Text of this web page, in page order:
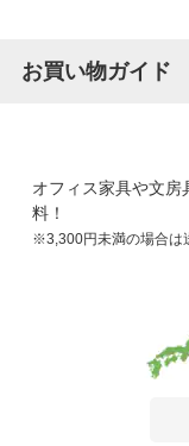
お買い物ガイド
オフィス家具や文
料！
※3,300円未満の場合は